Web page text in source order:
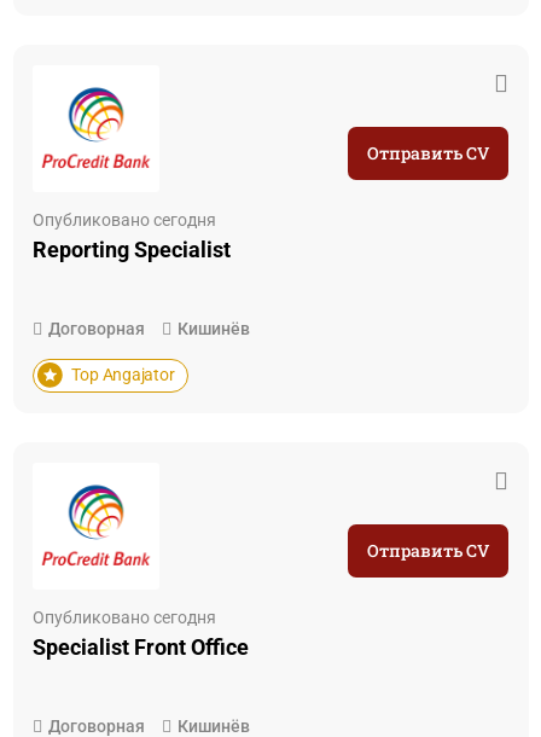
Опубликовано сегодня
Reporting Specialist
Договорная Кишинёв
Top Angajator
Отправить CV
Опубликовано сегодня
Specialist Front Office
Договорная Кишинёв
Отправить CV